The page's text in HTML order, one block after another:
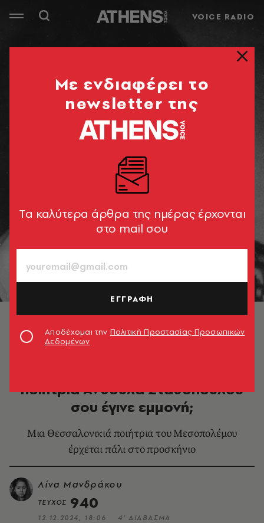
VOICE RADIO
Η ποιήτρια Ανθούλα Σταθοπούλου. Πορτρέτο από
Βαφοπούλειου Πνευματικού Κέντρου
ποιήτρια Ανθούλα Σταθοπούλου
σου έγινε εμμονή;
Μια Θεσσαλονικιά ποιήτρια του Μεσοπολέμου
έρχεται πάλι στο προσκήνιο
Λίνα Μανδράκου
ΤΕΥΧΟΣ 940
12.12.2024, 18:06
4’ ΔΙΑΒΑΣΜΑ
Mε ενδιαφέρει το
newsletter της
Tα καλύτερα άρθρα της ημέρας έρχονται
στο mail σου
ΕΓΓΡΑΦΗ
Αποδέχομαι την Πολιτική Προστασίας Προσωπικών
Δεδομένων